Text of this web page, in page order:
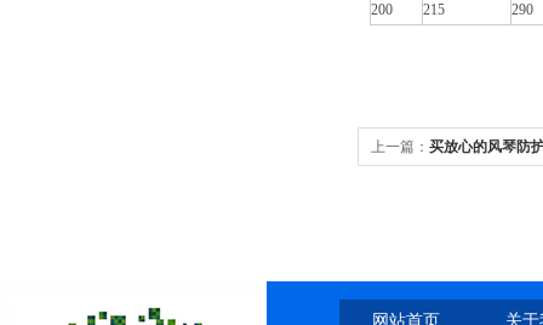
200
215 290
上一篇： 买放心的风琴防
网站首页 关